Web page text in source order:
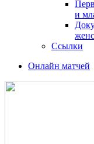
и
Ссылки
Онлайн матчей